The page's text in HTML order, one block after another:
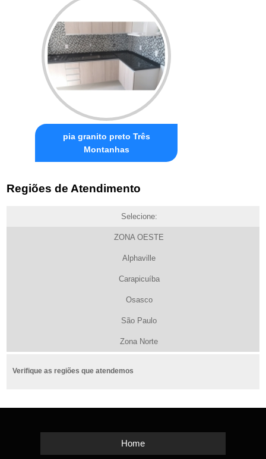
pia granito preto Três
Montanhas
Regiões de Atendimento
Selecione:
ZONA OESTE
Alphaville
Carapicuíba
Osasco
São Paulo
Zona Norte
Verifique as regiões que atendemos
Home